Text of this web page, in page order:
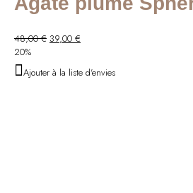
48,00€ Le
était :
39,00 €
est :
20%
Ajouter à la liste d'envies